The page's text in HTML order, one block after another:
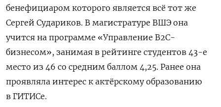
бенефициаром которого является всё тот же
Сергей Судариков. В магистратуре ВШЭ она
учится на программе «Управление B2C-
бизнесом», занимая в рейтинге студентов 43-е
место из 46 со средним баллом 4,25. Ранее она
проявляла интерес к актёрскому образованию
в ГИТИСе.